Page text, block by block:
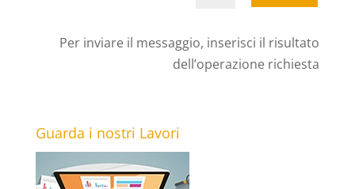
Per inviare il messaggio, inserisci il risultato
dell’operazione richiesta
Guarda i nostri Lavori